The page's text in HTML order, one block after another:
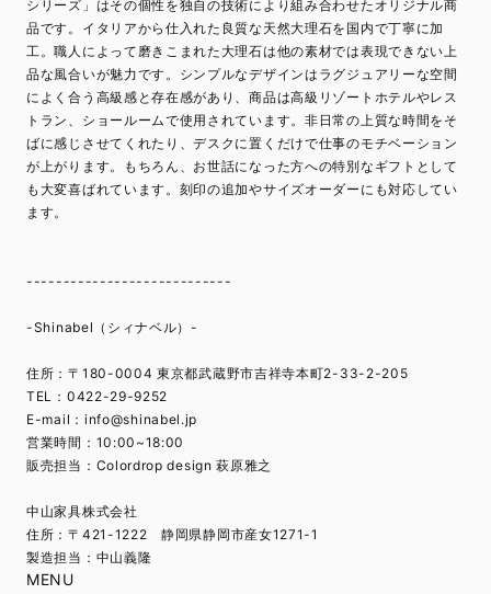
シリーズ」はその個性を独自の技術により組み合わせたオリジナル商
品です。イタリアから仕入れた良質な天然大理石を国内で丁寧に加
工。職人によって磨きこまれた大理石は他の素材では表現できない上
品な風合いが魅力です。シンプルなデザインはラグジュアリーな空間
によく合う高級感と存在感があり、商品は高級リゾートホテルやレス
トラン、ショールームで使用されています。非日常の上質な時間をそ
ばに感じさせてくれたり、デスクに置くだけで仕事のモチベーション
が上がります。もちろん、お世話になった方への特別なギフトとして
も大変喜ばれています。刻印の追加やサイズオーダーにも対応してい
ます。
----------------------------
-Shinabel（シィナベル）-
住所：〒180-0004 東京都武蔵野市吉祥寺本町2-33-2-205
TEL：0422-29-9252
E-mail： info@shinabel.jp
営業時間：10:00~18:00
販売担当：Colordrop design 萩原雅之
中山家具株式会社
住所：〒421-1222 静岡県静岡市産女1271-1
製造担当：中山義隆
MENU